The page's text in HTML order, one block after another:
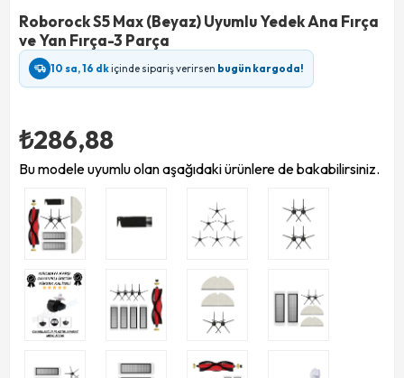
Roborock S5 Max (Beyaz) Uyumlu Yedek Ana Fırça
ve Yan Fırça-3 Parça
10 sa, 16 dkiçinde sipariş verirsen bugün kargoda!
₺286,88
Bu modele uyumlu olan aşağıdaki ürünlere de bakabilirsiniz.